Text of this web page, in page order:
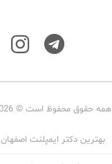
همه حقوق محفوظ است © 2026
بهترین دکتر ایمپلنت اصفهان